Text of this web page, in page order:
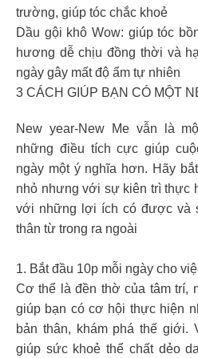
trường, giúp tóc chắc khoẻ
Dầu gội khô Wow: giúp tóc
hương dễ chịu đồng thời và
ngày gây mất độ ẩm tự nhiên
3 CÁCH GIÚP BẠN CÓ MỘT
New year-New Me vẫn là
những điều tích cực giúp
ngày một ý nghĩa hơn. Hãy
nhỏ nhưng với sự kiên trì thực
với những lợi ích có được và
thân từ trong ra ngoài
1. Bắt đầu 10p mỗi ngày cho
Cơ thể là đền thờ của tâm trí,
giúp bạn có cơ hội thực hiện
bản thân, khám phá thế giới.
giúp sức khoẻ thể chất dẻo